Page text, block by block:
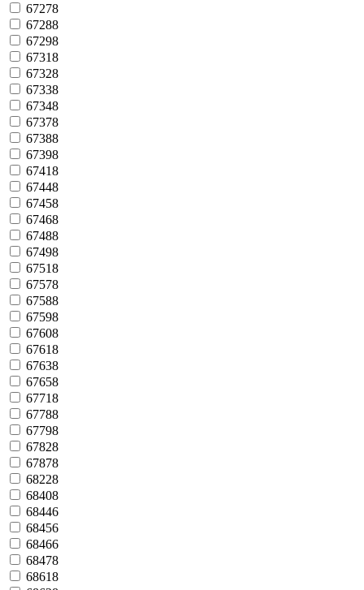
67278
67288
67298
67318
67328
67338
67348
67378
67388
67398
67418
67448
67458
67468
67488
67498
67518
67578
67588
67598
67608
67618
67638
67658
67718
67788
67798
67828
67878
68228
68408
68446
68456
68466
68478
68618